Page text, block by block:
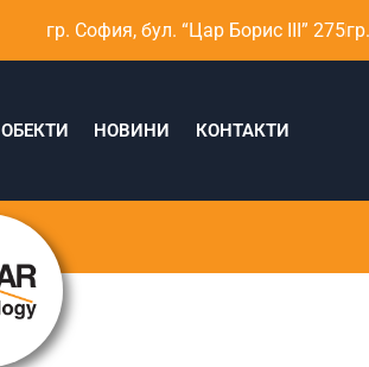
гр. София, бул. “Цар Борис III” 275
ОБЕКТИ НОВИНИ КОНТАКТИ